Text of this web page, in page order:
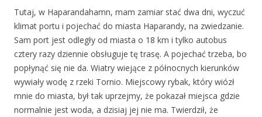
Tutaj, w Haparandahamn, mam zamiar stać dwa dni, wyczuć
klimat portu i pojechać do miasta Haparandy, na zwiedzanie.
Sam port jest odległy od miasta o 18 km i tylko autobus
cztery razy dziennie obsługuje tę trasę. A pojechać trzeba, bo
popłynąć się nie da. Wiatry wiejące z północnych kierunków
wywiały wodę z rzeki Tornio. Miejscowy rybak, który wiózł
mnie do miasta, był tak uprzejmy, że pokazał miejsca gdzie
normalnie jest woda, a dzisiaj jej nie ma. Twierdził, że